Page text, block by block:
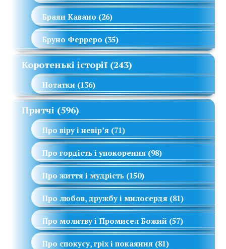
Браян Кавано (26)
Бруно Ферреро (35)
Коротенькі історії (243)
Нотатки (136)
Притчі (596)
Про віру і невір’я (71)
Про гордість і упокорення (98)
Про життя і мудрість (150)
Про любов, дружбу і милосердя (81)
Про молитву і Промисел Божий (57)
Про спокусу, гріх і покаяння (81)